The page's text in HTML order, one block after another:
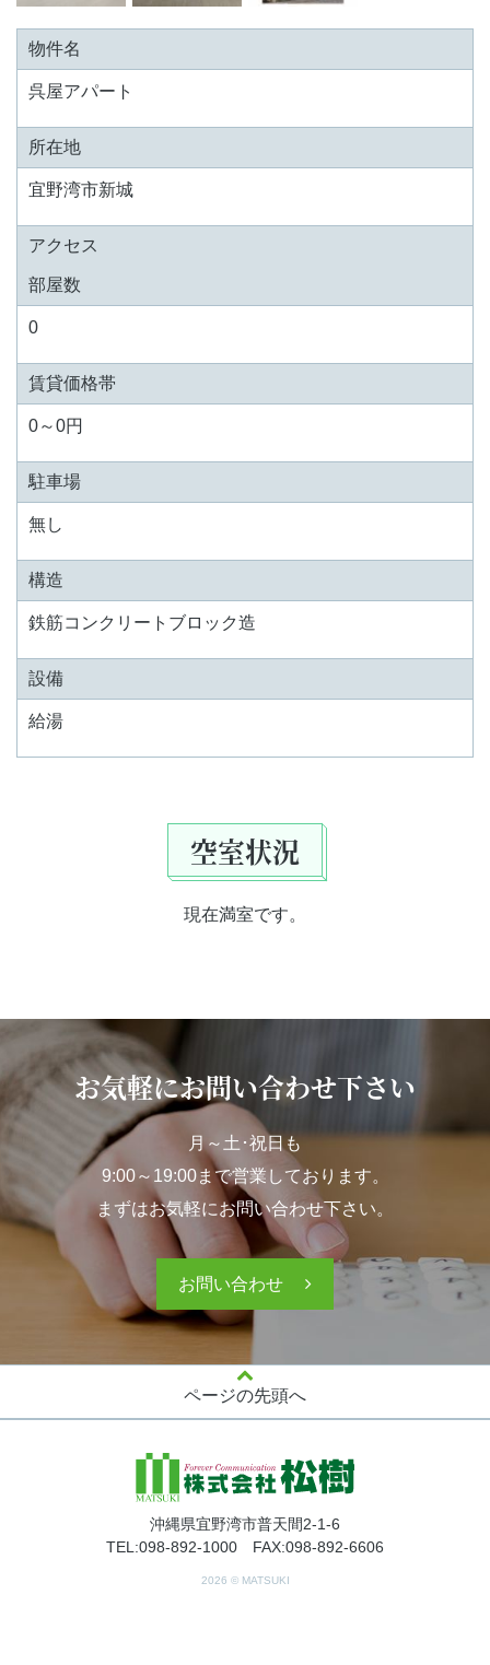
物件名
呉屋アパート
所在地
宜野湾市新城
アクセス
部屋数
0
賃貸価格帯
0～0円
駐車場
無し
構造
鉄筋コンクリートブロック造
設備
給湯
空室状況
現在満室です。
お気軽にお問い合わせ下さい
月～土･祝日も
9:00～19:00まで営業しております。
まずはお気軽にお問い合わせ下さい。
お問い合わせ
ページの先頭へ
沖縄県宜野湾市普天間2-1-6
TEL:098-892-1000 FAX:098-892-6606
2026 © MATSUKI